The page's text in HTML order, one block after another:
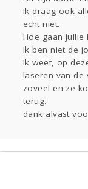
Ik draag ook
echt niet.
Hoe gaan jullie
Ik ben niet de
Ik weet, op
laseren van de
zoveel en ze
terug.
dank alvast